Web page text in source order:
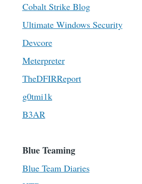
Cobalt Strike Blog
Ultimate Windows Security
Devcore
Meterpreter
TheDFIRReport
g0tmi1k
B3AR
Blue Teaming
Blue Team Diaries